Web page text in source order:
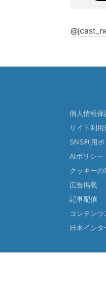
個人情報保
サイト利用
SNS利用
AIポリシー
クッキーの
広告掲載
記事配信
コンテン
日本イン